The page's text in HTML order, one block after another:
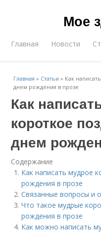
Мое
Главная Новости
Главная » Статьи » Как
днем рождения в прозе
Как
короткое
днем
Содержание
Как написать мудрое
рождения в прозе
Связанные вопросы и
Что такое мудрые
рождения в прозе
Как можно написать